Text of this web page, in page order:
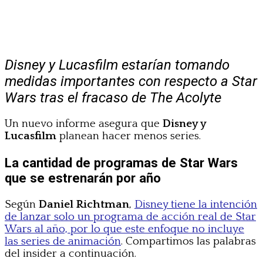
Disney y Lucasfilm estarían tomando
medidas importantes con respecto a Star
Wars tras el fracaso de The Acolyte
Un nuevo informe asegura que Disney y
Lucasfilm planean hacer menos series.
La cantidad de programas de Star Wars
que se estrenarán por año
Según Daniel Richtman, Disney tiene la intención
de lanzar solo un programa de acción real de Star
Wars al año, por lo que este enfoque no incluye
las series de animación. Compartimos las palabras
del insider a continuación.